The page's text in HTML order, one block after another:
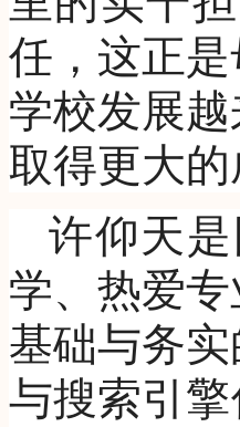
任，这正
学校发展
取得更大的
许仰天
学、热爱
基础与务
与搜索引